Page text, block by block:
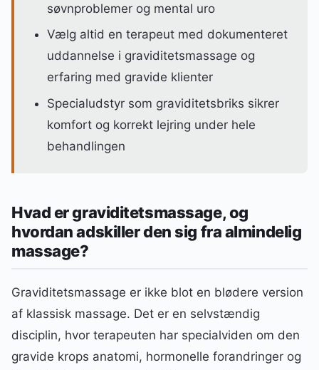
søvnproblemer og mental uro
Vælg altid en terapeut med dokumenteret
uddannelse i graviditetsmassage og
erfaring med gravide klienter
Specialudstyr som graviditetsbriks sikrer
komfort og korrekt lejring under hele
behandlingen
Hvad er graviditetsmassage, og
hvordan adskiller den sig fra almindelig
massage?
Graviditetsmassage er ikke blot en blødere version
af klassisk massage. Det er en selvstændig
disciplin, hvor terapeuten har specialviden om den
gravide krops anatomi, hormonelle forandringer og